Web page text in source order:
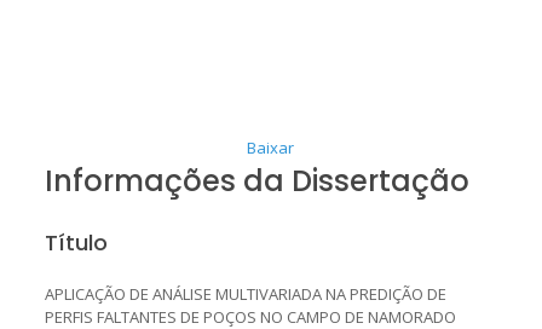
Baixar
Informações da Dissertação
Título
APLICAÇÃO DE ANÁLISE MULTIVARIADA NA PREDIÇÃO DE
PERFIS FALTANTES DE POÇOS NO CAMPO DE NAMORADO